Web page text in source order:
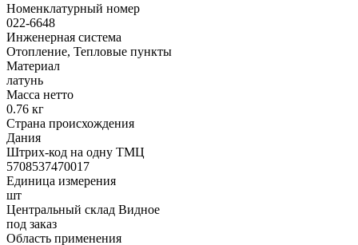
Номенклатурный номер
022-6648
Инженерная система
Отопление, Тепловые пункты
Материал
латунь
Масса нетто
0.76 кг
Страна происхождения
Дания
Штрих-код на одну ТМЦ
5708537470017
Единица измерения
шт
Центральный склад Видное
под заказ
Область применения